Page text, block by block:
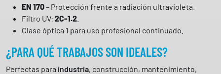
EN 170– Protección frente a radiación ultravioleta.
Filtro UV: 2C-1.2
Clase óptica 1 para uso profesional continuado.
¿PARA QUÉ TRABAJOS SON IDEALES?
Perfectas para industria, construcción, mantenimiento,